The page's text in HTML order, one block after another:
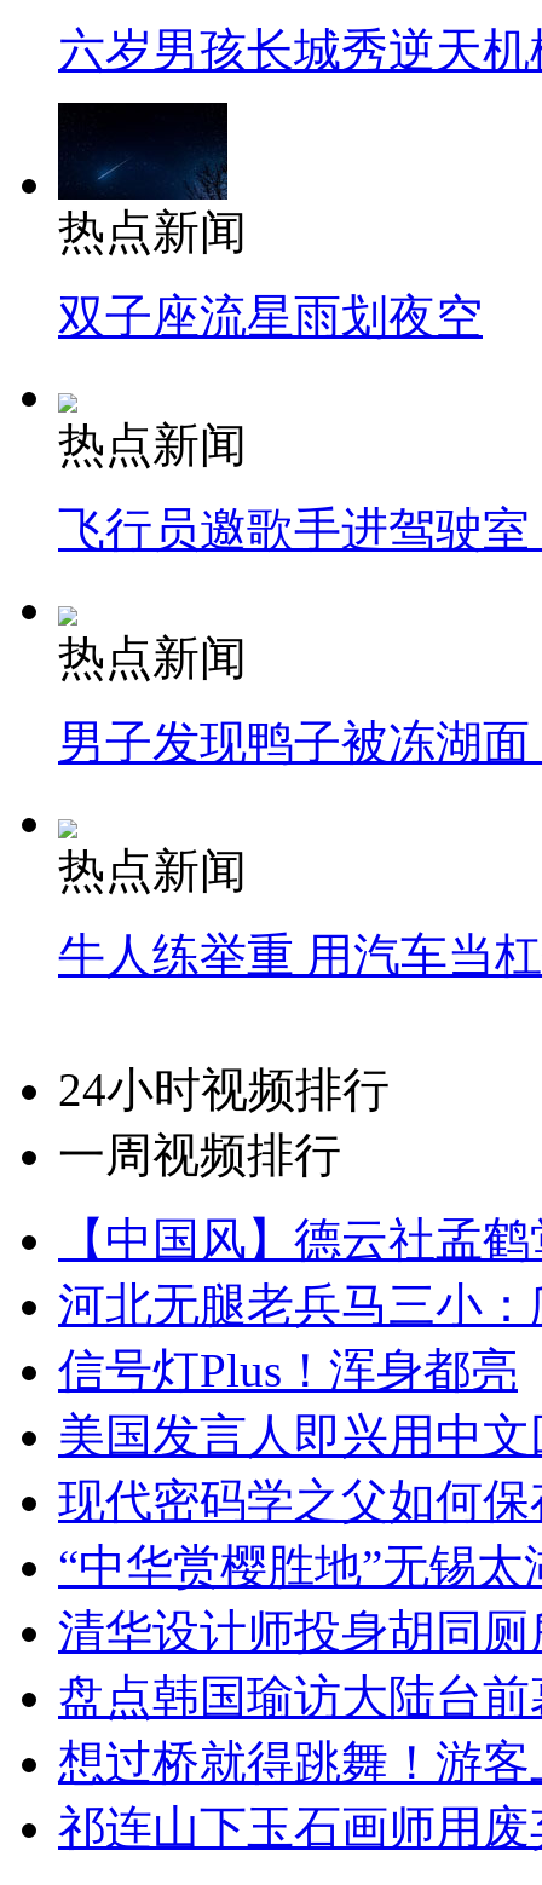
六岁男孩长城秀逆天机
热点新闻
双子座流星雨划夜空
热点新闻
飞行员邀歌手进驾驶
热点新闻
男子发现鸭子被冻湖
热点新闻
牛人练举重 用汽车当
24小时视频排行
一周视频排行
【中国风】德云社孟
河北无腿老兵马三小
信号灯Plus！浑身都亮
美国发言人即兴用中
现代密码学之父如何
“中华赏樱胜地”无锡
清华设计师投身胡同
盘点韩国瑜访大陆台
想过桥就得跳舞！游客
祁连山下玉石画师用